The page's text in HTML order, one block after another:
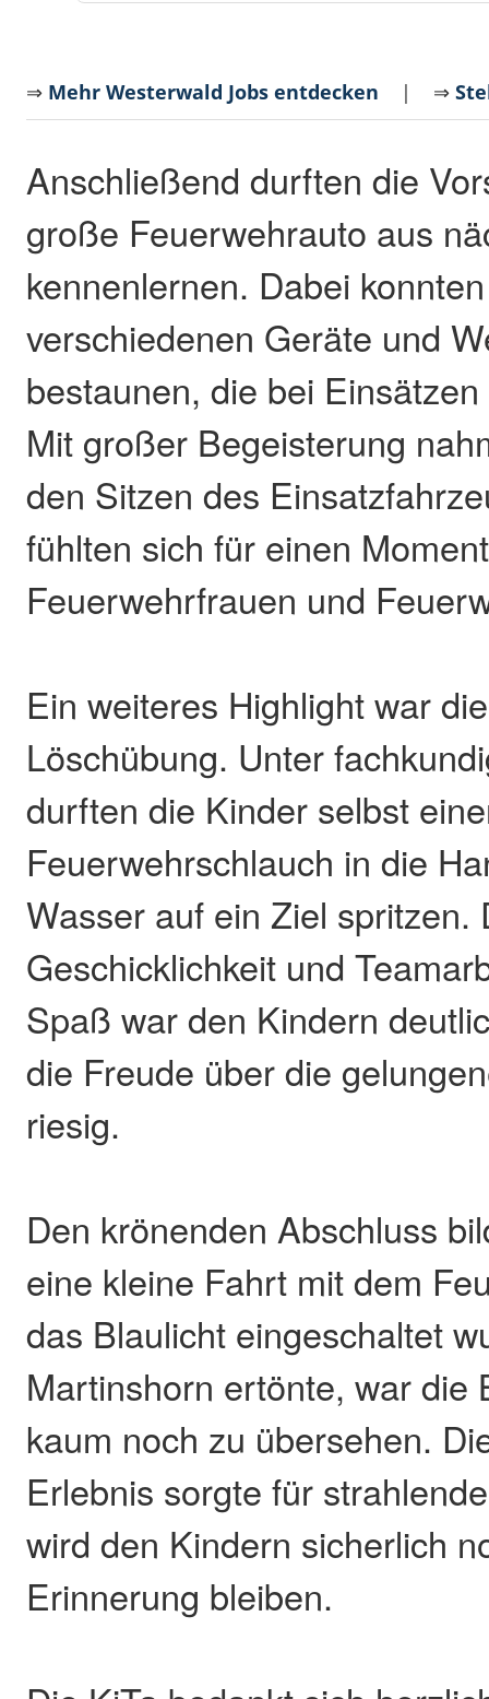
⇒ Mehr Westerwald Jobs entdecken | ⇒
Anschließend durften die
große Feuerwehrauto aus
kennenlernen. Dabei
verschiedenen Geräte und
bestaunen, die bei
Mit großer Begeisterung
den Sitzen des
fühlten sich für einen
Feuerwehrfrauen und
Ein weiteres Highlight war
Löschübung. Unter
durften die Kinder selbst
Feuerwehrschlauch in die
Wasser auf ein Ziel spritzen.
Geschicklichkeit und
Spaß war den Kindern
die Freude über die
riesig.
Den krönenden Abschluss
eine kleine Fahrt mit dem
das Blaulicht eingeschaltet
Martinshorn ertönte, war die
kaum noch zu übersehen.
Erlebnis sorgte für
wird den Kindern sicherlich
Erinnerung bleiben.